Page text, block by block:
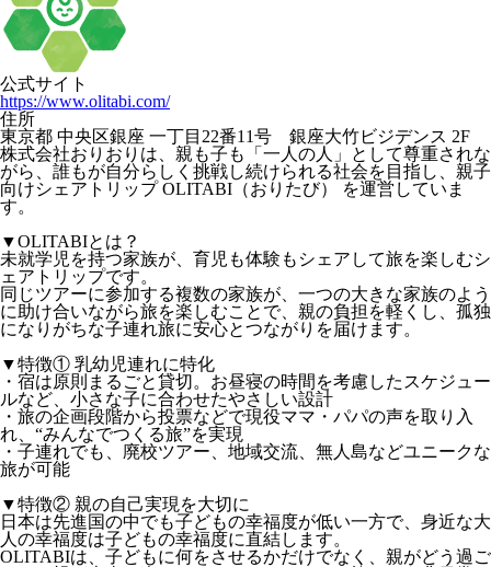
公式サイト
https://www.olitabi.com/
住所
東京都 中央区銀座 一丁目22番11号 銀座大竹ビジデンス 2F
株式会社おりおりは、親も子も「一人の人」として尊重されな
がら、誰もが自分らしく挑戦し続けられる社会を目指し、親子
向けシェアトリップ OLITABI（おりたび） を運営していま
す。
▼OLITABIとは？
未就学児を持つ家族が、育児も体験もシェアして旅を楽しむシ
ェアトリップです。
同じツアーに参加する複数の家族が、一つの大きな家族のよう
に助け合いながら旅を楽しむことで、親の負担を軽くし、孤独
になりがちな子連れ旅に安心とつながりを届けます。
▼特徴① 乳幼児連れに特化
・宿は原則まるごと貸切。お昼寝の時間を考慮したスケジュー
ルなど、小さな子に合わせたやさしい設計
・旅の企画段階から投票などで現役ママ・パパの声を取り入
れ、“みんなでつくる旅”を実現
・子連れでも、廃校ツアー、地域交流、無人島などユニークな
旅が可能
▼特徴② 親の自己実現を大切に
日本は先進国の中でも子どもの幸福度が低い一方で、身近な大
人の幸福度は子どもの幸福度に直結します。
OLITABIは、子どもに何をさせるかだけでなく、親がどう過ご